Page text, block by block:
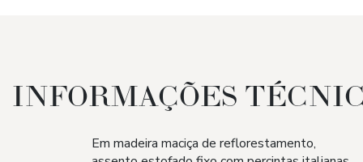
INFORMAÇÕES
Em madeira maciça de reflorestamento,